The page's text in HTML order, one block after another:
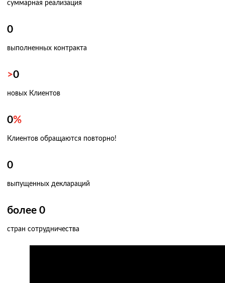
суммарная реализация
0
выполненных контракта
>0
новых Клиентов
0%
Клиентов обращаются повторно!
0
выпущенных деклараций
более 0
стран сотрудничества